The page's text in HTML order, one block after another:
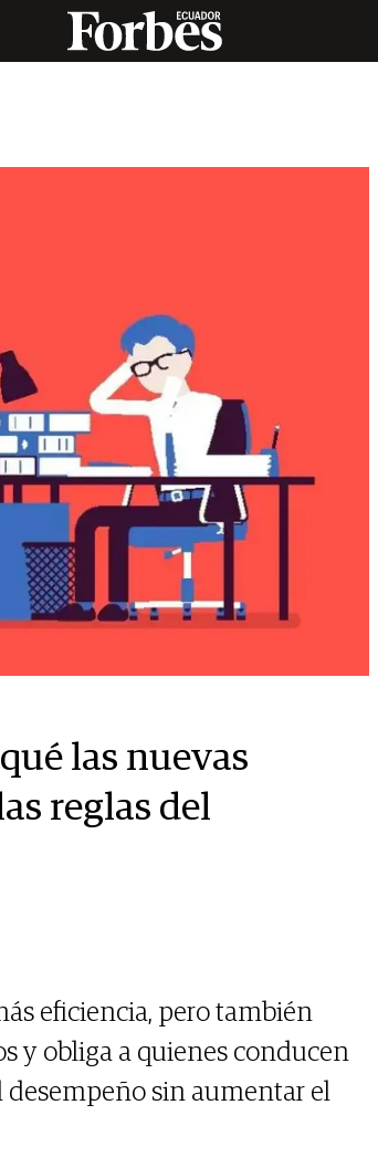
las nuevas
reglas del
eficiencia, pero también
y obliga a quienes conducen
desempeño sin aumentar el